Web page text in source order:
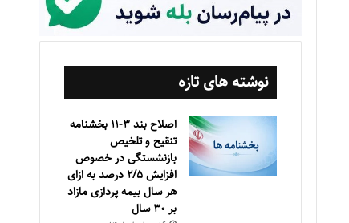
نوشته های تازه
اصلاح بند ۳‏-۱۱ بخشنامه
تنقیح و تلخیص
بازنشستگی در خصوص
افزایش ۵‏‏‏‏‏‏‏‏‏/۲ درصد به ازای
هر سال بیمه پردازی مازاد
بر ۳۰‏ سال